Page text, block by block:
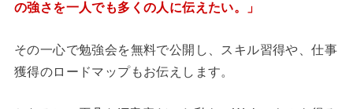
の強さを一人でも多くの人に伝えたい。」
その一心で勉強会を無料で公開し、スキル習得や、仕事
獲得のロードマップもお伝えします。